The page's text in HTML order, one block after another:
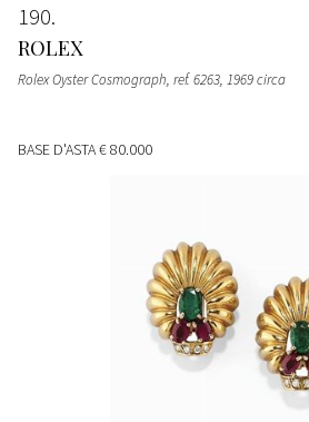
190
ROLEX
Rolex Oyster Cosmograph, ref. 6263, 1969 circa
BASE D'ASTA€ 80.000